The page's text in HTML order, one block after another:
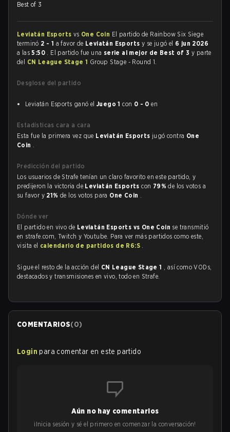
Best of 3
Leviatán Esports vs One Coin El partido de Rainbow Six Siege
terminó 2 - 1 a favor de Leviatán Esports y se jugó el 6 jun 2026
a las5:50 . El partido fue una serie al mejor de Best of 3y parte
del CN League Stage 1 Group Stage - Round 1.
Desglose del partido
Leviatán Esports ganó el Juego 1 con 0 - 0 en
Estadísticas cara a cara
Esta fue la primera vez que Leviatán Esports jugó contra One
Coin .
Predicción del partido
Los usuarios de Strafe tenían un claro favorito en este partido, y
predijeron la victoria de Leviatán Esportscon 79%de los votos a
su favor y 21%de los votos para One Coin .
Dónde ver
El partido en vivo de Leviatán Esports vs One Coin se transmitió
en strafe.com, Twitch y Youtube. Para ver más partidos como este,
visita el calendario de partidos de R6:S .
Sigue el resto de la acción del CN League Stage 1 , así como VODs,
destacados y transmisiones en vivo, todo en Strafe.
COMENTARIOS(0)
Login para comentar en este partido
Aún no hay comentarios
¡Inicia sesión y sé el primero en comenzar la conversación!